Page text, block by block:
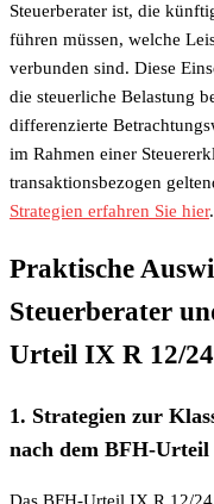
Steuerberater ist, die
führen müssen, welche
verbunden sind. Diese
die steuerliche Belastung
differenzierte
im Rahmen einer
transaktionsbezogen
Strategien erfahren Sie hier.
Praktische
Steuerberater
Urteil IX R 12/
1. Strategien zur
nach dem BFH-Urteil